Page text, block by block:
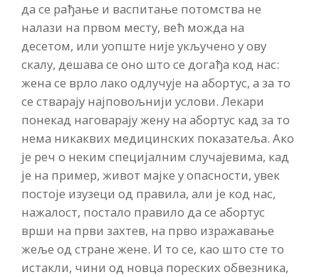
да се рађање и васпитање потомства не
налази на првом месту, већ можда на
десетом, или уопште није укључено у ову
скалу, дешава се оно што се догађа код нас:
жена се врло лако одлучује на абортус, а за то
се стварају најповољнији услови. Лекари
понекад наговарају жену на абортус кад за то
нема никаквих медицинских показатеља. Ако
је реч о неким специјалним случајевима, кад
је на пример, живот мајке у опасности, увек
постоје изузеци од правила, али је код нас,
нажалост, постало правило да се абортус
врши на први захтев, на прво изражавање
жеље од стране жене. И то се, као што сте то
истакли, чини од новца пореских обвезника,